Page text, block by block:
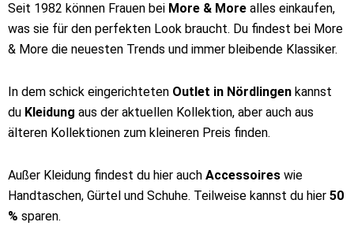
Seit 1982 können Frauen bei More & More alles einkaufen,
was sie für den perfekten Look braucht. Du findest bei More
& More die neuesten Trends und immer bleibende Klassiker.
In dem schick eingerichteten Outlet in Nördlingen kannst
du Kleidung aus der aktuellen Kollektion, aber auch aus
älteren Kollektionen zum kleineren Preis finden.
Außer Kleidung findest du hier auch Accessoires wie
Handtaschen, Gürtel und Schuhe. Teilweise kannst du hier 50
% sparen.